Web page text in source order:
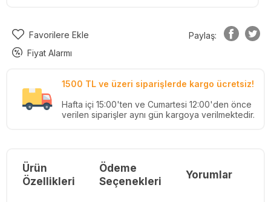
Favorilere Ekle
Fiyat Alarmı
Paylaş:
1500 TL ve üzeri siparişlerde kargo ücretsiz!
Hafta içi 15:00'ten ve Cumartesi 12:00'den önce
verilen siparişler aynı gün kargoya verilmektedir.
Ürün
Özellikleri
Ödeme
Seçenekleri
Yorumlar